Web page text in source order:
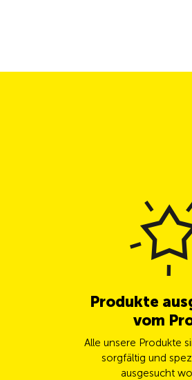
Produkte
vom
Alle unsere Produkte
sorgfältig und
ausgesucht